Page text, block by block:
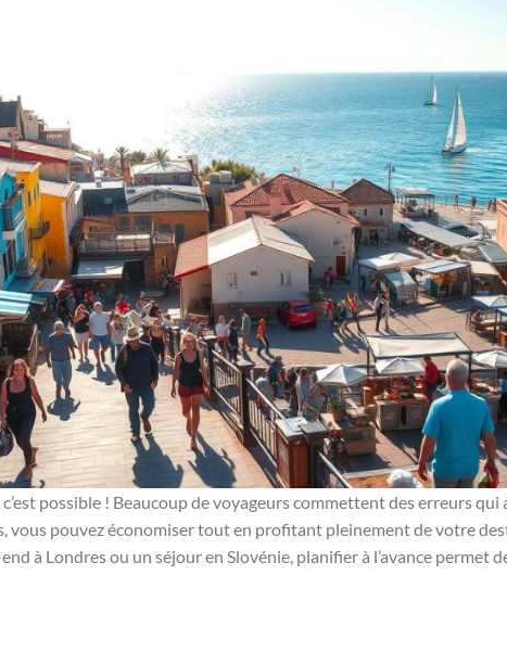
possible ! Beaucoup de voyageurs commettent des erreurs
vous pouvez économiser tout en profitant pleinement de votre
à Londres ou un séjour en Slovénie, planifier à l’avance permet